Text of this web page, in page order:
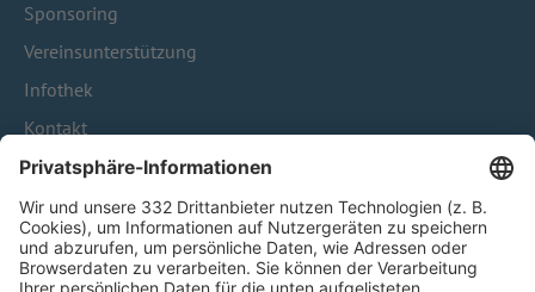
Sponsoring
Vereinsunterstützung
Infothek
Kontakt
HÄUFIG BESUCHTE SEITEN
Pässe und Vereinswechsel
Trainerausbildung